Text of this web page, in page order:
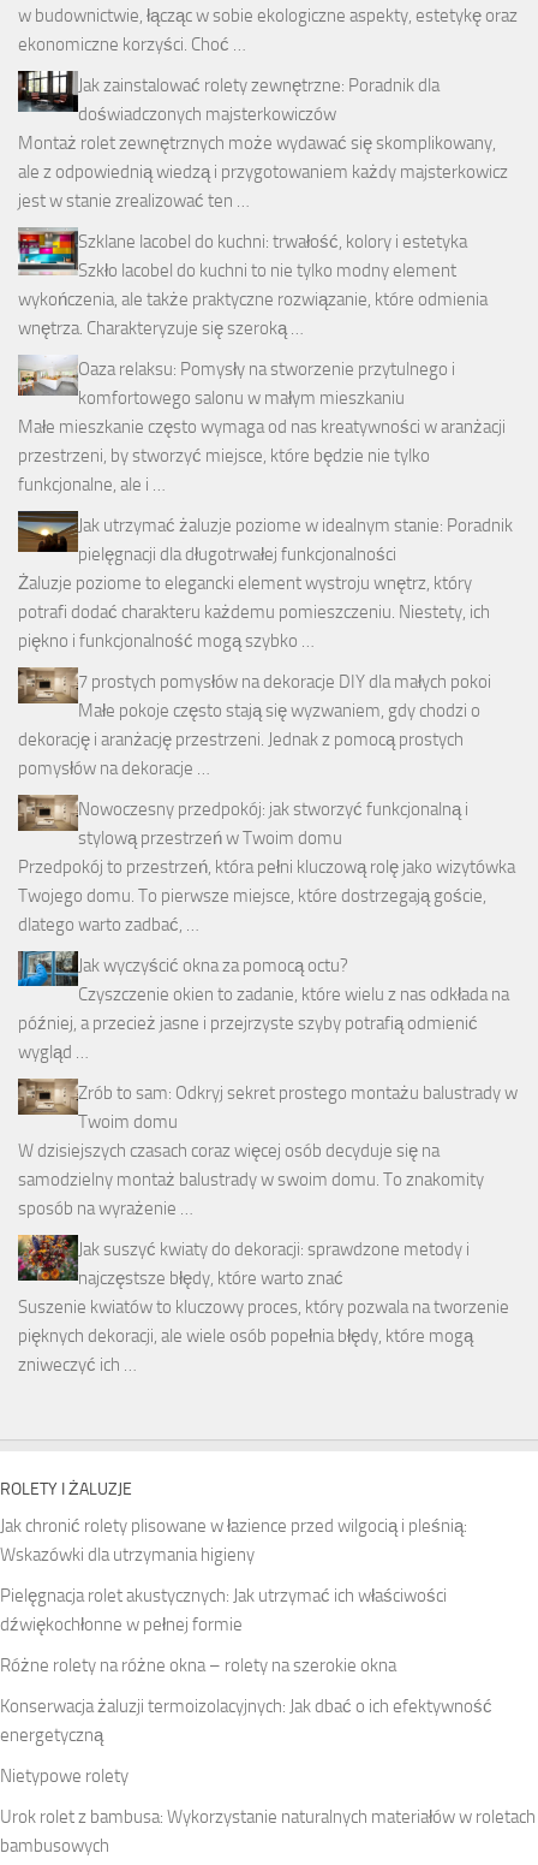
w budownictwie, łącząc w sobie ekologiczne aspekty, estetykę oraz
ekonomiczne korzyści. Choć …
Jak zainstalować rolety zewnętrzne: Poradnik dla
doświadczonych majsterkowiczów
Montaż rolet zewnętrznych może wydawać się skomplikowany,
ale z odpowiednią wiedzą i przygotowaniem każdy majsterkowicz
jest w stanie zrealizować ten …
Szklane lacobel do kuchni: trwałość, kolory i estetyka
Szkło lacobel do kuchni to nie tylko modny element
wykończenia, ale także praktyczne rozwiązanie, które odmienia
wnętrza. Charakteryzuje się szeroką …
Oaza relaksu: Pomysły na stworzenie przytulnego i
komfortowego salonu w małym mieszkaniu
Małe mieszkanie często wymaga od nas kreatywności w aranżacji
przestrzeni, by stworzyć miejsce, które będzie nie tylko
funkcjonalne, ale i …
Jak utrzymać żaluzje poziome w idealnym stanie: Poradnik
pielęgnacji dla długotrwałej funkcjonalności
Żaluzje poziome to elegancki element wystroju wnętrz, który
potrafi dodać charakteru każdemu pomieszczeniu. Niestety, ich
piękno i funkcjonalność mogą szybko …
7 prostych pomysłów na dekoracje DIY dla małych pokoi
Małe pokoje często stają się wyzwaniem, gdy chodzi o
dekorację i aranżację przestrzeni. Jednak z pomocą prostych
pomysłów na dekoracje …
Nowoczesny przedpokój: jak stworzyć funkcjonalną i
stylową przestrzeń w Twoim domu
Przedpokój to przestrzeń, która pełni kluczową rolę jako wizytówka
Twojego domu. To pierwsze miejsce, które dostrzegają goście,
dlatego warto zadbać, …
Jak wyczyścić okna za pomocą octu?
Czyszczenie okien to zadanie, które wielu z nas odkłada na
później, a przecież jasne i przejrzyste szyby potrafią odmienić
wygląd …
Zrób to sam: Odkryj sekret prostego montażu balustrady w
Twoim domu
W dzisiejszych czasach coraz więcej osób decyduje się na
samodzielny montaż balustrady w swoim domu. To znakomity
sposób na wyrażenie …
Jak suszyć kwiaty do dekoracji: sprawdzone metody i
najczęstsze błędy, które warto znać
Suszenie kwiatów to kluczowy proces, który pozwala na tworzenie
pięknych dekoracji, ale wiele osób popełnia błędy, które mogą
zniweczyć ich …
ROLETY I ŻALUZJE
Jak chronić rolety plisowane w łazience przed wilgocią i pleśnią:
Wskazówki dla utrzymania higieny
Pielęgnacja rolet akustycznych: Jak utrzymać ich właściwości
dźwiękochłonne w pełnej formie
Różne rolety na różne okna – rolety na szerokie okna
Konserwacja żaluzji termoizolacyjnych: Jak dbać o ich efektywność
energetyczną
Nietypowe rolety
Urok rolet z bambusa: Wykorzystanie naturalnych materiałów w roletach
bambusowych